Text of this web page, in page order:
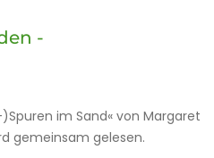
im Sand« von Margaret
gemeinsam gelesen.